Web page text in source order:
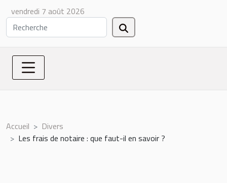
vendredi 7 août 2026
Accueil
Divers
Les frais de notaire : que faut-il en savoir ?